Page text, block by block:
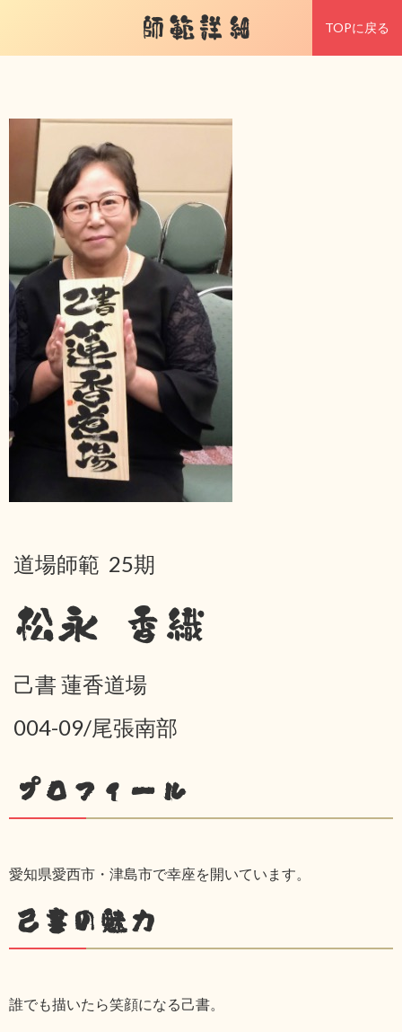
師範詳細 TOPに戻る
道場師範 25期
松永 香織
己書 蓮香道場
004-09/尾張南部
プロフィール
愛知県愛西市・津島市で幸座を開いています。
己書の魅力
誰でも描いたら笑顔になる己書。